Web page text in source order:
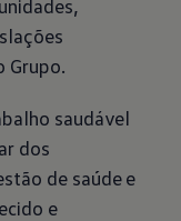
Grupo.
saudável
dos
de saúde e
e